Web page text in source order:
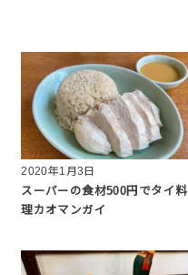
2020年1月3日
スーパーの食材500円でタイ料
理カオマンガイ